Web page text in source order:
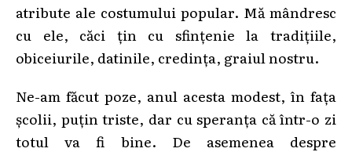
atribute ale costumului popular. Mă mândresc
cu ele, căci țin cu sfințenie la tradițiile,
obiceiurile, datinile, credința, graiul nostru.
Ne-am făcut poze, anul acesta modest, în fața
școlii, puțin triste, dar cu speranța că într-o zi
totul va fi bine. De asemenea despre